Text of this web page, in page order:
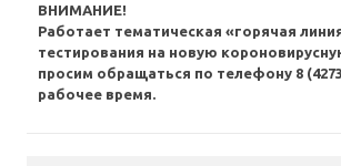
ВНИМАНИЕ!
Работает тематическая «горячая
тестирования на новую
просим обращаться по телефону 8
рабочее время.